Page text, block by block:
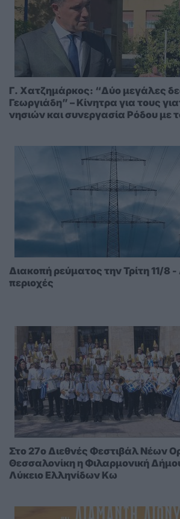
Γ. Χατζημάρκος: “Δύο μεγάλες
Γεωργιάδη” – Κίνητρα για τους
νησιών και συνεργασία Ρόδου με
Διακοπή ρεύματος την Τρίτη 11/8 -
περιοχές
Στο 27ο Διεθνές Φεστιβάλ Νέων
Θεσσαλονίκη η Φιλαρμονική
Λύκειο Ελληνίδων Κω